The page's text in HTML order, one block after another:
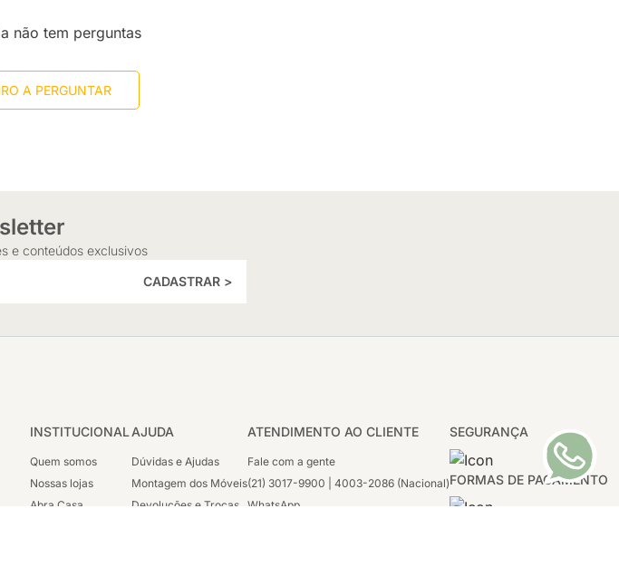
não tem perguntas
A PERGUNTAR
e conteúdos exclusivos
CADASTRAR >
INSTITUCIONAL
Quem somos
Nossas lojas
Abra Casa
AJUDA
Dúvidas e Ajudas
Montagem dos Móveis
Devoluções e Trocas
SEGURANÇA
FORMAS DE PAGAMENTO
ATENDIMENTO AO CLIENTE
Fale com a gente
(21) 3017-9900 | 4003-2086 (Nacional)
WhatsApp